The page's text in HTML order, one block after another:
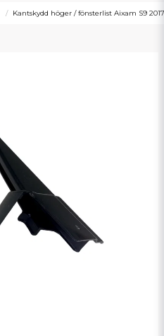
Kantskydd höger / fönsterlist Aixam S9